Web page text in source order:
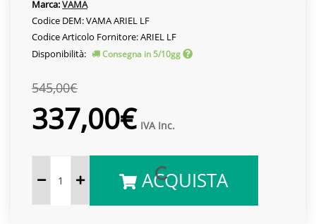
Marca:VAMA
Codice DEM: VAMA ARIEL LF
Codice Articolo Fornitore: ARIEL LF
Disponibilità:
Consegna in 5/10gg
545,00€
337,00€ IVA Inc.
ACQUISTA